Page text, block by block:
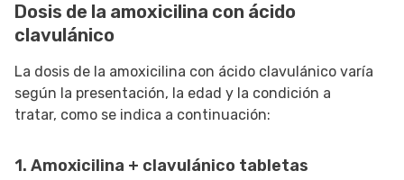
Dosis de la amoxicilina con ácido
clavulánico
La dosis de la amoxicilina con ácido clavulánico varía
según la presentación, la edad y la condición a
tratar, como se indica a continuación:
1. Amoxicilina + clavulánico tabletas